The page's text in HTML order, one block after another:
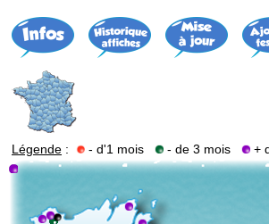
Légende : - d'1 mois - de 3 mois +